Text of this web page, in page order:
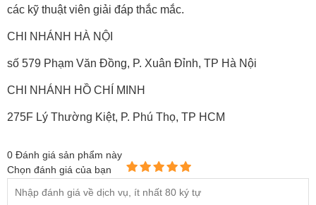
các kỹ thuật viên giải đáp thắc mắc.
CHI NHÁNH HÀ NỘI
số 579 Phạm Văn Đồng, P. Xuân Đỉnh, TP Hà Nội
CHI NHÁNH HỒ CHÍ MINH
275F Lý Thường Kiệt, P. Phú Thọ, TP HCM
0 Đánh giá sản phẩm này
Chọn đánh giá của bạn